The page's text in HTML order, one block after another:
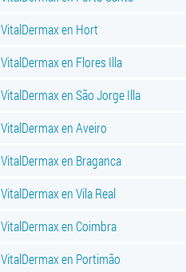
VitalDermax en Hort
VitalDermax en Flores Illa
VitalDermax en São Jorge Illa
VitalDermax en Aveiro
VitalDermax en Braganca
VitalDermax en Vila Real
VitalDermax en Coimbra
VitalDermax en Portimão